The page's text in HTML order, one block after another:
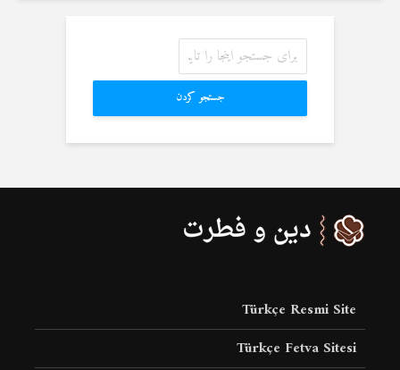
جستجو کردن
Türkçe Resmi Site
Türkçe Fetva Sitesi